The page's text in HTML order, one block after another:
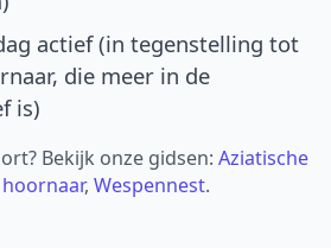
actief (in tegenstelling tot
die meer in de
is)
Bekijk onze gidsen:Aziatische
,Wespennest.